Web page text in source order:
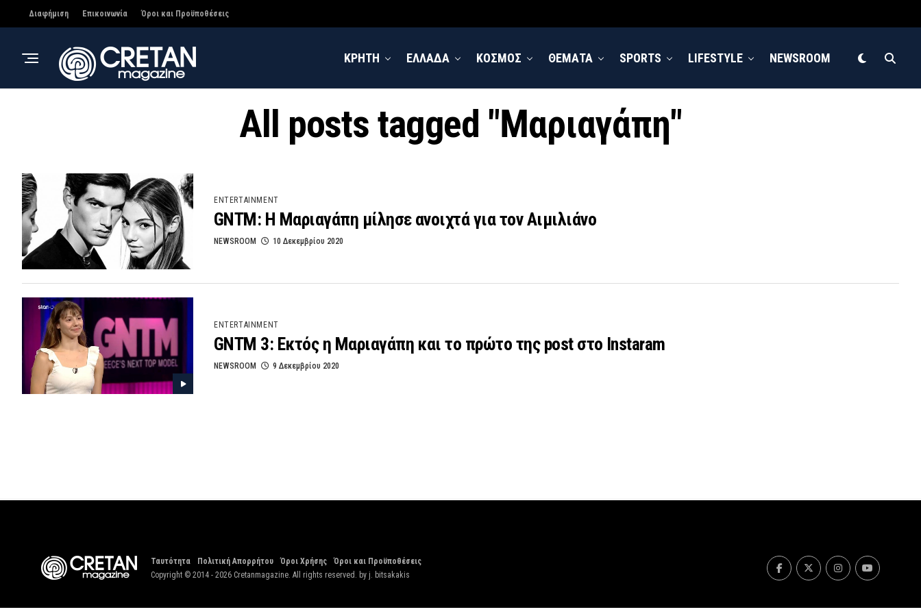
Διαφήμιση Επικοινωνία Όροι και Προϋποθέσεις
ΚΡΗΤΗ ΕΛΛΑΔΑ ΚΟΣΜΟΣ ΘΕΜΑΤΑ SPORTS LIFESTYLE NEWSROOM
All posts tagged "Μαριαγάπη"
ENTERTAINMENT
GNTM: H Μαριαγάπη μίλησε ανοιχτά για τον Αιμιλιάνο
NEWSROOM 10 Δεκεμβρίου 2020
ENTERTAINMENT
GNTM 3: Εκτός η Μαριαγάπη και το πρώτο της post στο Instaram
NEWSROOM 9 Δεκεμβρίου 2020
Ταυτότητα Πολιτική Απορρήτου Όροι Χρήσης
Όροι και Προϋποθέσεις
Copyright © 2014 - 2026 Cretanmagazine. All rights reserved. by j. bitsakakis